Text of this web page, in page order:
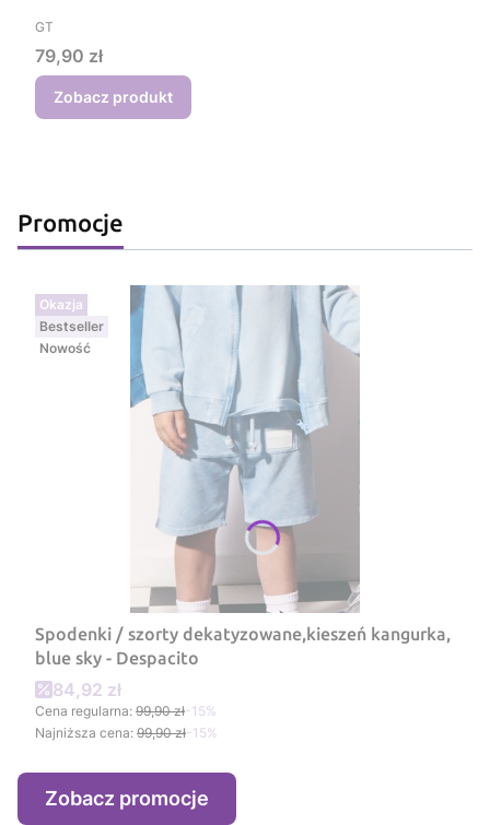
PRODUCENT
GT
Cena
79,90 zł
Zobacz produkt
Promocje
Okazja
Bestseller
Nowość
Spodenki / szorty dekatyzowane,kieszeń kangurka,
blue sky - Despacito
Cena promocyjna
84,92 zł
Cena regularna: 99,90 zł-15%
Najniższa cena: 99,90 zł-15%
Zobacz promocje